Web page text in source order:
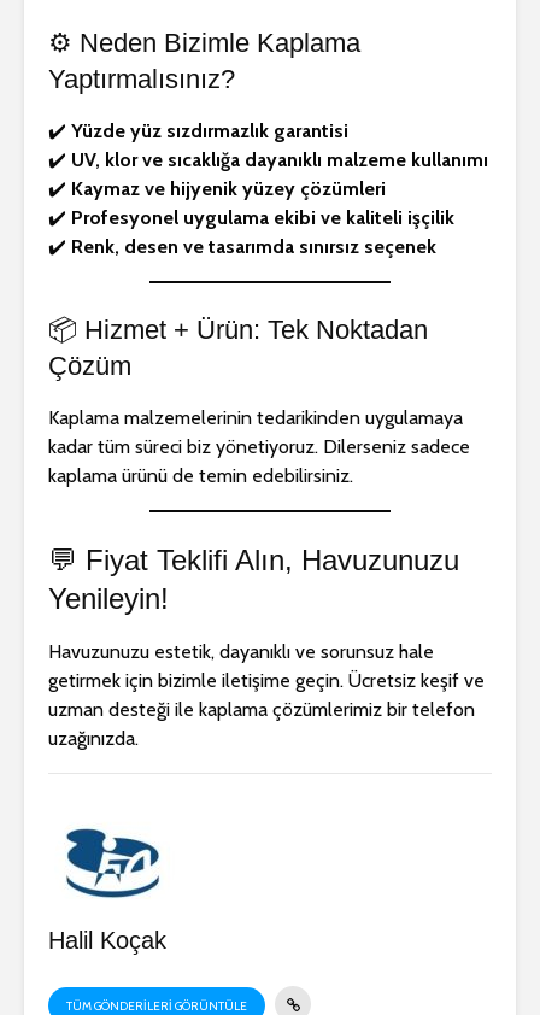
⚙️ Neden Bizimle Kaplama
Yaptırmalısınız?
✔️ Yüzde yüz sızdırmazlık garantisi
✔️ UV, klor ve sıcaklığa dayanıklı malzeme kullanımı
✔️ Kaymaz ve hijyenik yüzey çözümleri
✔️ Profesyonel uygulama ekibi ve kaliteli işçilik
✔️ Renk, desen ve tasarımda sınırsız seçenek
📦 Hizmet + Ürün: Tek Noktadan
Çözüm
Kaplama malzemelerinin tedarikinden uygulamaya
kadar tüm süreci biz yönetiyoruz. Dilerseniz sadece
kaplama ürünü de temin edebilirsiniz.
💬 Fiyat Teklifi Alın, Havuzunuzu
Yenileyin!
Havuzunuzu estetik, dayanıklı ve sorunsuz hale
getirmek için bizimle iletişime geçin. Ücretsiz keşif ve
uzman desteği ile kaplama çözümlerimiz bir telefon
uzağınızda.
Halil Koçak
TÜM GÖNDERILERI GÖRÜNTÜLE